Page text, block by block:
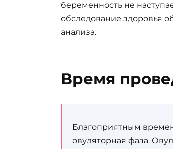
беременность не
обследование здоровья
анализа.
Время
Благоприятным
овуляторная фаза.